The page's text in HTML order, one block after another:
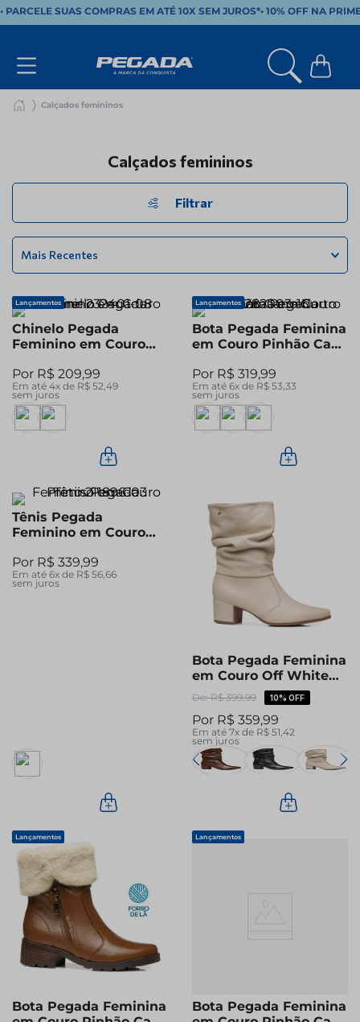
• PARCELE SUAS COMPRAS EM ATÉ 10X SEM JUROS*• 10% OFF NA
Calçados femininos
Calçados femininos
Filtrar
Mais Recentes
Lançamentos
Chinelo Pegada
Feminino em Couro
R$ 209,99
Em até 4x de R$ 52,49
sem juros
Lançamentos
Bota Pegada Feminina
em Couro Pinhão Cano
R$ 319,99
Em até 6x de R$ 53,33
sem juros
Tênis Pegada
Feminino em Couro
R$ 339,99
Em até 6x de R$ 56,66
sem juros
Bota Pegada Feminina
em Couro Off White
Cano Médio Slouch
280901-08
R$ 399,99 10% OFF
R$ 359,99
Em até 7x de R$ 51,42
sem juros
Lançamentos
Bota Pegada Feminina
Lançamentos
Bota Pegada Feminina